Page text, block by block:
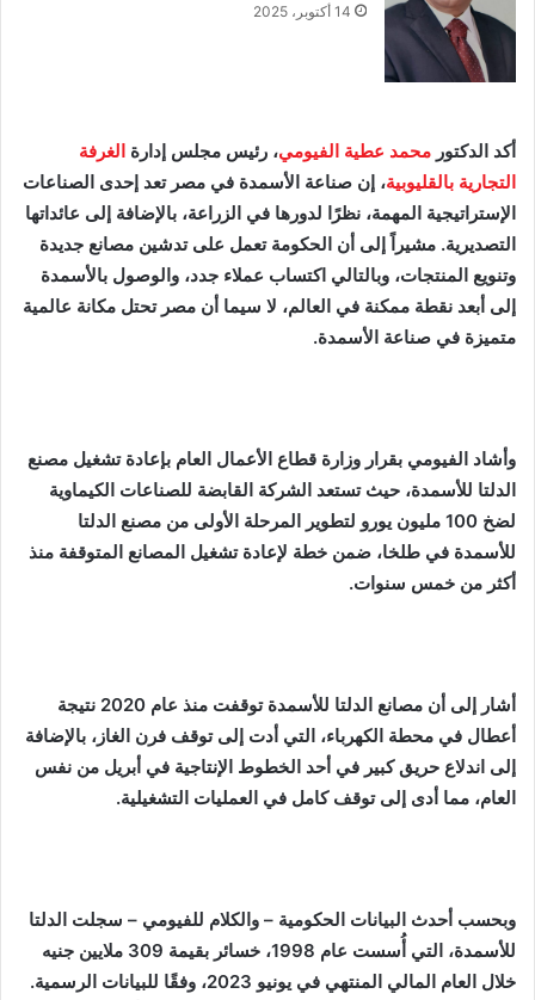
14 أكتوبر، 2025
أكد الدكتور محمد عطية الفيومي، رئيس مجلس إدارة الغرفة
التجارية بالقليوبية، إن صناعة الأسمدة في مصر تعد إحدى الصناعات
الإستراتيجية المهمة، نظرًا لدورها في الزراعة، بالإضافة إلى عائداتها
التصديرية. مشيراً إلى أن الحكومة تعمل على تدشين مصانع جديدة
وتنويع المنتجات، وبالتالي اكتساب عملاء جدد، والوصول بالأسمدة
إلى أبعد نقطة ممكنة في العالم، لا سيما أن مصر تحتل مكانة عالمية
متميزة في صناعة الأسمدة.
وأشاد الفيومي بقرار وزارة قطاع الأعمال العام بإعادة تشغيل مصنع
الدلتا للأسمدة، حيث تستعد الشركة القابضة للصناعات الكيماوية
لضخ 100 مليون يورو لتطوير المرحلة الأولى من مصنع الدلتا
للأسمدة في طلخا، ضمن خطة لإعادة تشغيل المصانع المتوقفة منذ
أكثر من خمس سنوات.
أشار إلى أن مصانع الدلتا للأسمدة توقفت منذ عام 2020 نتيجة
أعطال في محطة الكهرباء، التي أدت إلى توقف فرن الغاز، بالإضافة
إلى اندلاع حريق كبير في أحد الخطوط الإنتاجية في أبريل من نفس
العام، مما أدى إلى توقف كامل في العمليات التشغيلية.
وبحسب أحدث البيانات الحكومية – والكلام للفيومي – سجلت الدلتا
للأسمدة، التي أُسست عام 1998، خسائر بقيمة 309 ملايين جنيه
خلال العام المالي المنتهي في يونيو 2023، وفقًا للبيانات الرسمية.